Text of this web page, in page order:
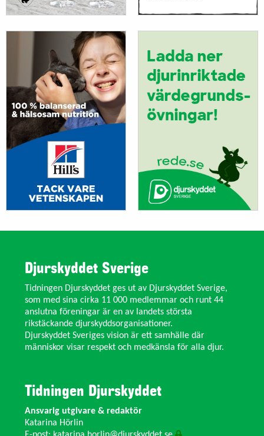
Djurskyddet Sverige
Tidningen Djurskyddet ges ut av Djurskyddet Sverige,
som med sina cirka 11 000 medlemmar och runt 44
anslutna föreningar är en av landets största
rikstäckande djurskyddsorganisationer.
Djurskyddet Sveriges vision är ett samhälle där
människor visar respekt och medkänsla för alla djur.
Tidningen Djurskyddet
Ansvarig utgivare & redaktör
Katarina Hörlin